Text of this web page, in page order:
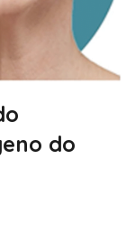
do